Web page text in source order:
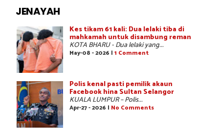
JENAYAH
Kes tikam 61 kali: Dua lelaki tiba di
mahkamah untuk disambung reman
KOTA BHARU - Dua lelaki yang...
May-08 - 2026 | 1 Comment
Polis kenal pasti pemilik akaun
Facebook hina Sultan Selangor
KUALA LUMPUR – Polis...
Apr-27 - 2026 | No Comments